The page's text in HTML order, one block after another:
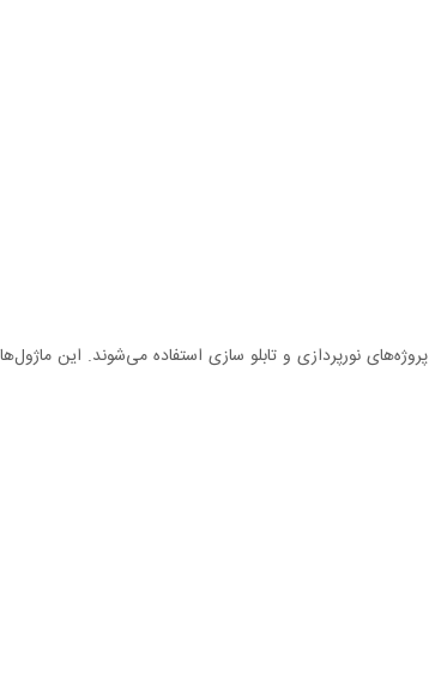
نورپردازی و تابلو سازی استفاده می‌شوند. این ماژول‌ها